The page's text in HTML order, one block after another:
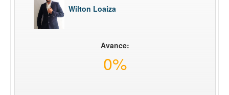
Wilton Loaiza
Avance:
0%